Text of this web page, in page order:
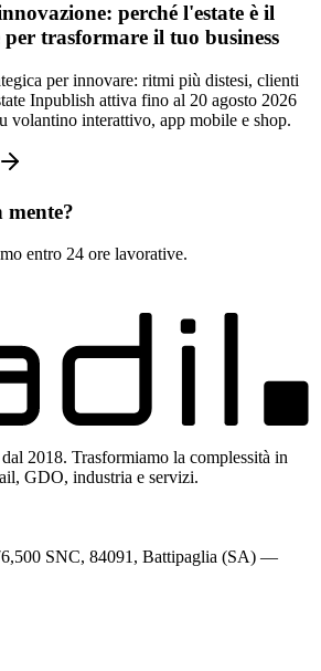
perché l'estate è il
trasformare il tuo business
per innovare: ritmi più distesi, clienti
Inpublish attiva fino al 20 agosto 2026
volantino interattivo, app mobile e shop.
entro 24 ore lavorative.
2018. Trasformiamo la complessità in
GDO, industria e servizi.
SNC, 84091, Battipaglia (SA) —